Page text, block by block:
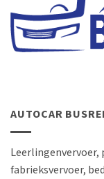
AUTOCAR
Leerlingenvervoer,
fabrieksvervoer,